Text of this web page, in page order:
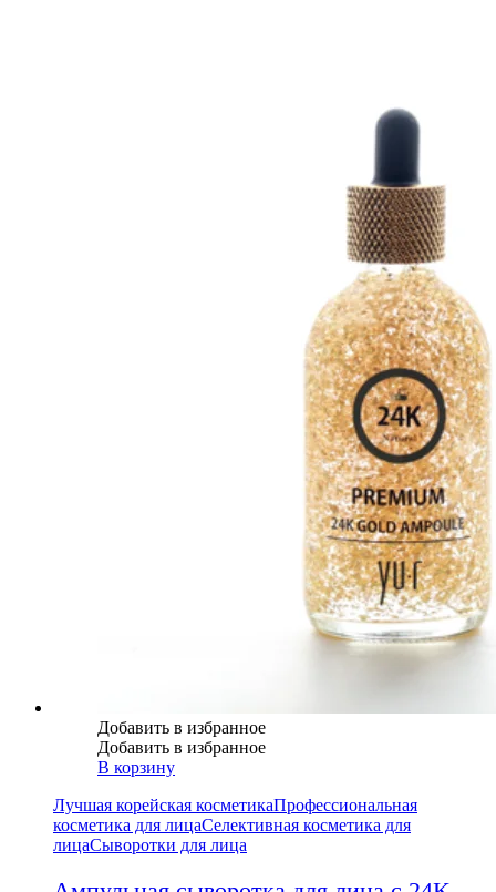
Добавить в избранное
Добавить в избранное
В корзину
Лучшая корейская косметикаПрофессиональная
косметика для лицаСелективная косметика для
лицаСыворотки для лица